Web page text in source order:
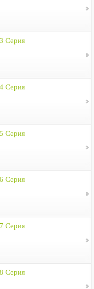
Серия
Серия
Серия
Серия
Серия
Серия